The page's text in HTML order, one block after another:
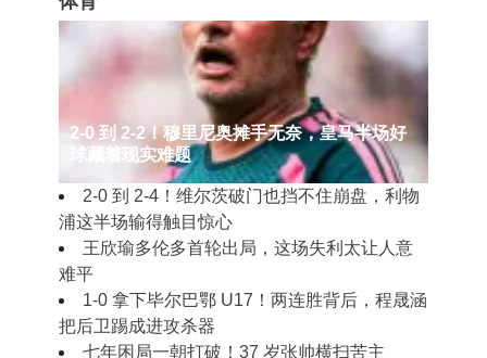
2‑0 到 2‑2！穆里尼奥摊手无奈，皇马半场好
球藏着现实难题
2‑0 到 2‑4！维尔茨破门也挡不住崩盘，利物
浦这半场输得触目惊心
王欣瑜多伦多首轮出局，这场失利太让人意
难平
1‑0 拿下毕尔巴鄂 U17！两连胜背后，程晟涵
把后卫踢成进攻杀器
七年困局一朝打破！37 岁张帅横扫苦主